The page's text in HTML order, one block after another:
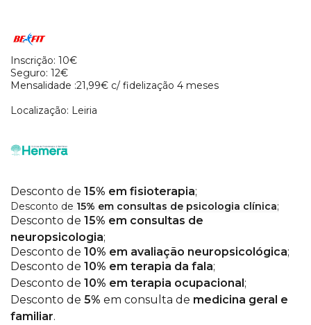
Inscrição: 10€
Seguro: 12€
Mensalidade :21,99€ c/ fidelização 4 meses
Localização: Leiria
Desconto de 15% em fisioterapia;
Desconto de 15% em consultas de psicologia clínica;
Desconto de 15% em consultas de
neuropsicologia;
Desconto de 10% em avaliação neuropsicológica;
Desconto de 10% em terapia da fala;
Desconto de 10% em terapia ocupacional;
Desconto de 5% em consulta de medicina geral e
familiar.